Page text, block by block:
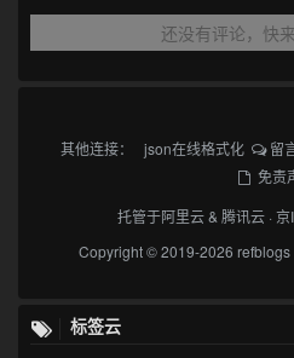
还没有评论，快
其他连接： json在线格式化 留
免责
托管于阿里云& 腾讯云 ·京
Copyright © 2019-2026 refblogs
标签云